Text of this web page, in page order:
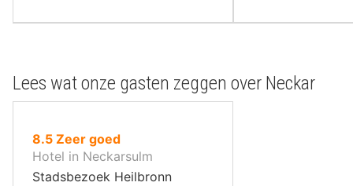
Lees wat onze gasten zeggen over Neckar
8.5uit
10
,
Zeer goed
Hotel in Neckarsulm
Stadsbezoek Heilbronn